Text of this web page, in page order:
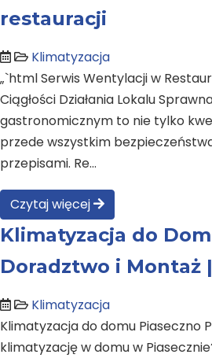
restauracji
Klimatyzacja
„`html Serwis Wentylacji w
Ciągłości Działania Lokalu
gastronomicznym to nie tylko
przede wszystkim
przepisami. Re…
Czytaj więcej
Klimatyzacja do
Doradztwo i Montaż
Klimatyzacja
Klimatyzacja do domu Piaseczno
klimatyzację w domu w